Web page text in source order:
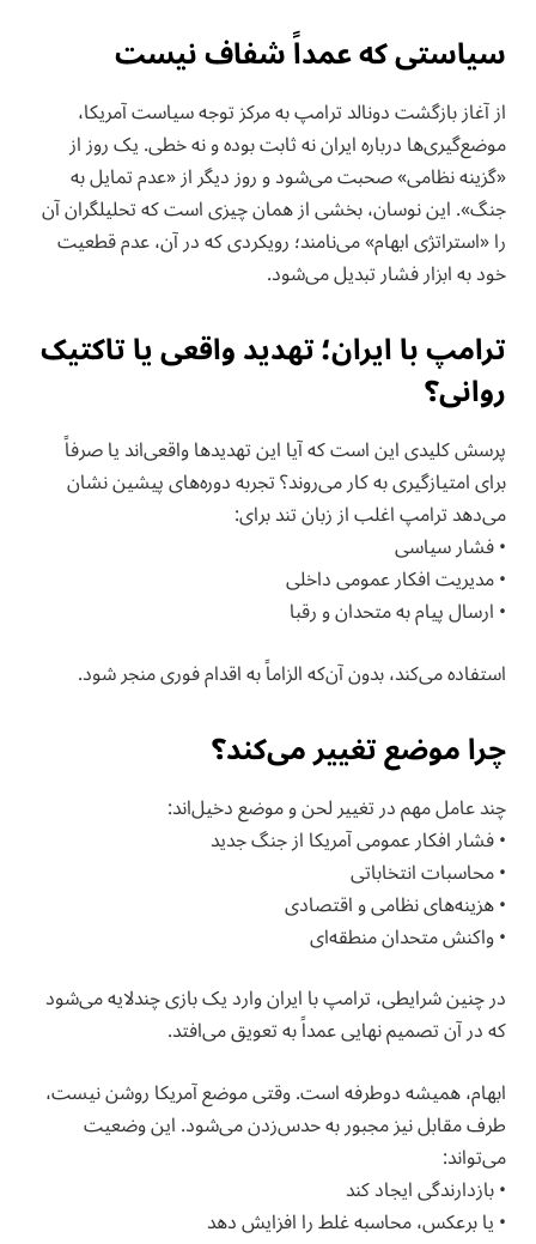
سیاستی که عمداً شفاف نیست
از آغاز بازگشت دونالد ترامپ به مرکز توجه سیاست آمریکا،
موضع‌گیری‌ها درباره ایران نه ثابت بوده و نه خطی. یک روز از
«گزینه نظامی» صحبت می‌شود و روز دیگر از «عدم تمایل به
جنگ». این نوسان، بخشی از همان چیزی است که تحلیلگران آن
را «استراتژی ابهام» می‌نامند؛ رویکردی که در آن، عدم قطعیت
خود به ابزار فشار تبدیل می‌شود.
ترامپ با ایران؛ تهدید واقعی یا تاکتیک
روانی؟
پرسش کلیدی این است که آیا این تهدیدها واقعی‌اند یا صرفاً
برای امتیازگیری به کار می‌روند؟ تجربه دوره‌های پیشین نشان
می‌دهد ترامپ اغلب از زبان تند برای:
• فشار سیاسی
• مدیریت افکار عمومی داخلی
• ارسال پیام به متحدان و رقبا
استفاده می‌کند، بدون آن‌که الزاماً به اقدام فوری منجر شود.
چرا موضع تغییر می‌کند؟
چند عامل مهم در تغییر لحن و موضع دخیل‌اند:
• فشار افکار عمومی آمریکا از جنگ جدید
• محاسبات انتخاباتی
• هزینه‌های نظامی و اقتصادی
• واکنش متحدان منطقه‌ای
در چنین شرایطی، ترامپ با ایران وارد یک بازی چندلایه می‌شود
که در آن تصمیم نهایی عمداً به تعویق می‌افتد.
ابهام، همیشه دوطرفه است. وقتی موضع آمریکا روشن نیست،
طرف مقابل نیز مجبور به حدس‌زدن می‌شود. این وضعیت
می‌تواند:
• بازدارندگی ایجاد کند
• یا برعکس، محاسبه غلط را افزایش دهد